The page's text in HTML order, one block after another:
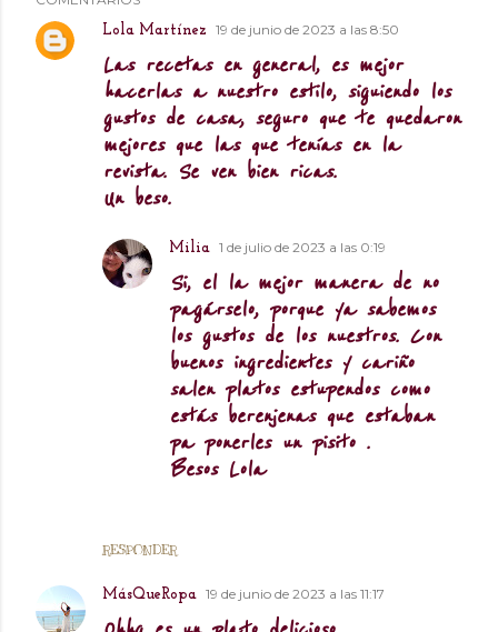
Lola Martínez 19 de junio de 2023 a las 8:50
Las recetas en general, es mejor
hacerlas a nuestro estilo, siguiendo los
gustos de casa, seguro que te quedaron
mejores que las que tenías en la
revista. Se ven bien ricas.
Un beso.
RESPONDER
Milia 1 de julio de 2023 a las 0:19
Si, el la mejor manera de no
pagárselo, porque ya sabemos
los gustos de los nuestros. Con
buenos ingredientes y cariño
salen platos estupendos como
estás berenjenas que estaban
pa ponerles un pisito .
Besos Lola
MásQueRopa 19 de junio de 2023 a las 11:17